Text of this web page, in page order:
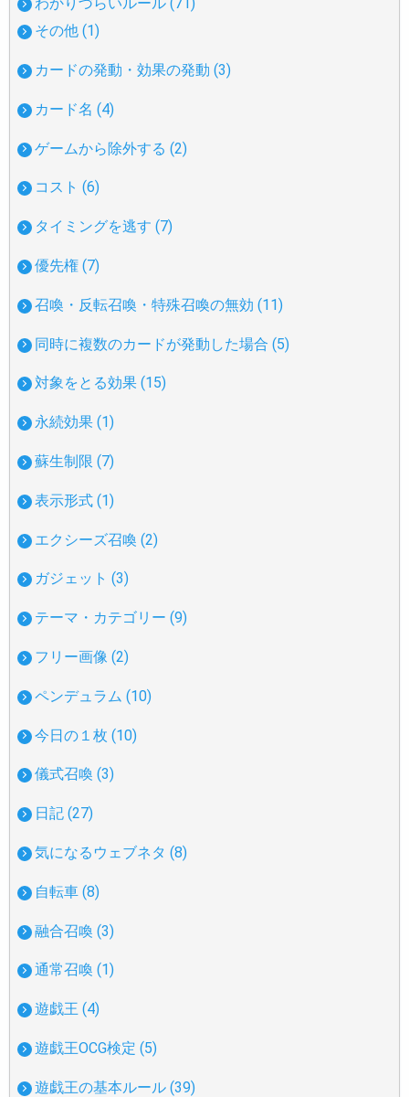
その他 (1)
カードの発動・効果の発動 (3)
カード名 (4)
ゲームから除外する (2)
コスト (6)
タイミングを逃す (7)
優先権 (7)
召喚・反転召喚・特殊召喚の無効 (11)
同時に複数のカードが発動した場合 (5)
対象をとる効果 (15)
永続効果 (1)
蘇生制限 (7)
表示形式 (1)
エクシーズ召喚 (2)
ガジェット (3)
テーマ・カテゴリー (9)
フリー画像 (2)
ペンデュラム (10)
今日の１枚 (10)
儀式召喚 (3)
日記 (27)
気になるウェブネタ (8)
自転車 (8)
融合召喚 (3)
通常召喚 (1)
遊戯王 (4)
遊戯王OCG検定 (5)
遊戯王の基本ルール (39)